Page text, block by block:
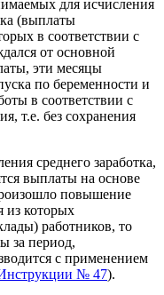
для исчисления
(выплаты
в соответствии с
от основной
эти месяцы
по беременности и
в соответствии с
т.е. без сохранения
среднего заработка,
выплаты на основе
повышение
из которых
работников, то
за период,
с применением
№ 47).